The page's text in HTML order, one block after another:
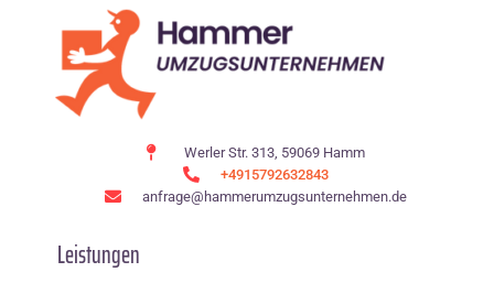
Werler Str. 313, 59069 Hamm
+4915792632843
anfrage@hammerumzugsunternehmen.de
Leistungen